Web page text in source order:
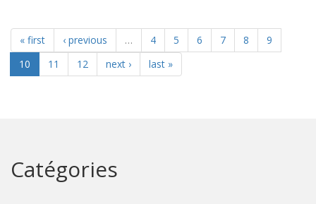
« first ‹ previous … 4 5 6 7 8
9
10
11 12 next › last »
Catégories